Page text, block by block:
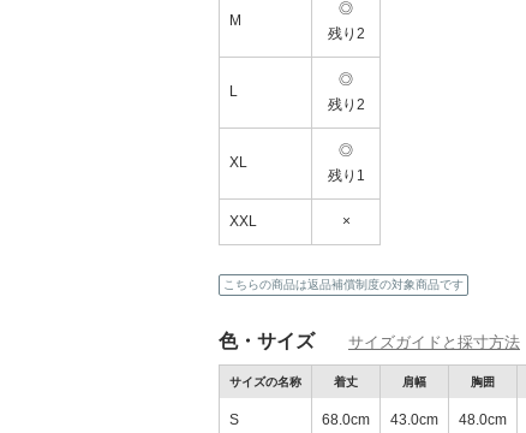
M
◎
残り2
L
◎
残り2
XL
◎
残り1
XXL ×
こちらの商品は返品補償制度の対象商品です
色・サイズ サイズガイドと採寸方法
サイズの名称 着丈 肩幅 胸囲
S 68.0cm 43.0cm 48.0cm